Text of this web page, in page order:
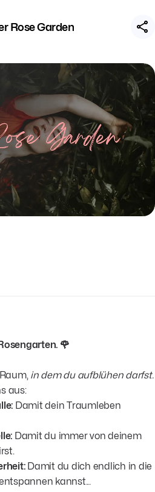
Rose Garden
🌹
in dem du aufblühen darfst.
aus:
Damit dein Traumleben
Damit du immer von deinem
Damit du dich endlich in die
kannst...